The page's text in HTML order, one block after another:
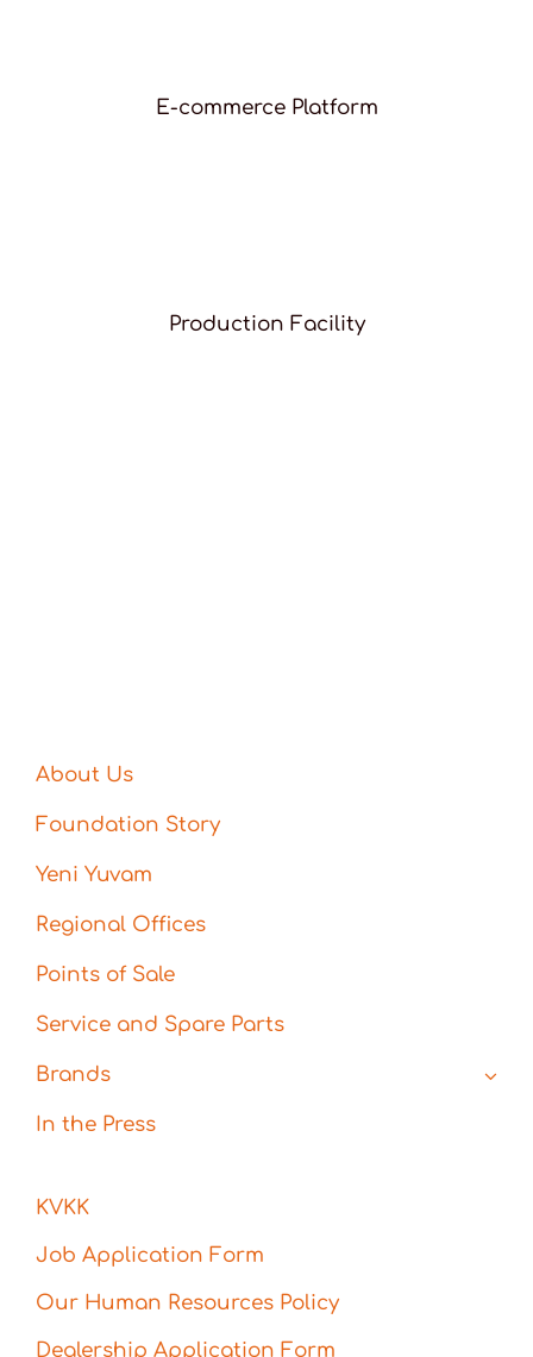
E-commerce Platform
Production Facility
About Us
Foundation Story
Yeni Yuvam
Regional Offices
Points of Sale
Service and Spare Parts
Brands
In the Press
KVKK
Job Application Form
Our Human Resources Policy
Dealership Application Form